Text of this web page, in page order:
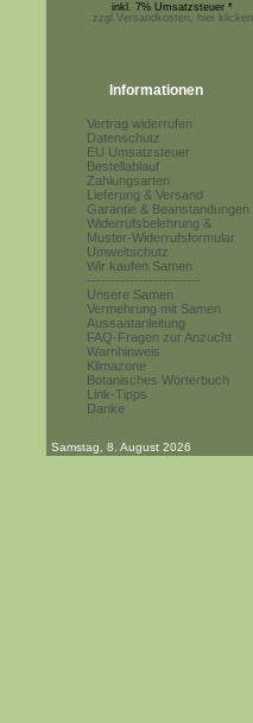
inkl. 7% Umsatzsteuer *
zzgl.Versandkosten, hier klicken
Informationen
Vertrag widerrufen
Datenschutz
EU Umsatzsteuer
Bestellablauf
Zahlungsarten
Lieferung & Versand
Garantie & Beanstandungen
Widerrufsbelehrung &
Muster-Widerrufsformular
Umweltschutz
Wir kaufen Samen
------------------------
Unsere Samen
Vermehrung mit Samen
Aussaatanleitung
FAQ-Fragen zur Anzucht
Warnhinweis
Klimazone
Botanisches Wörterbuch
Link-Tipps
Danke
Samstag, 8. August 2026